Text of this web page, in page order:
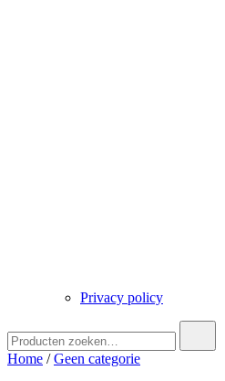
Privacy policy
naar:
Home /Geen categorie